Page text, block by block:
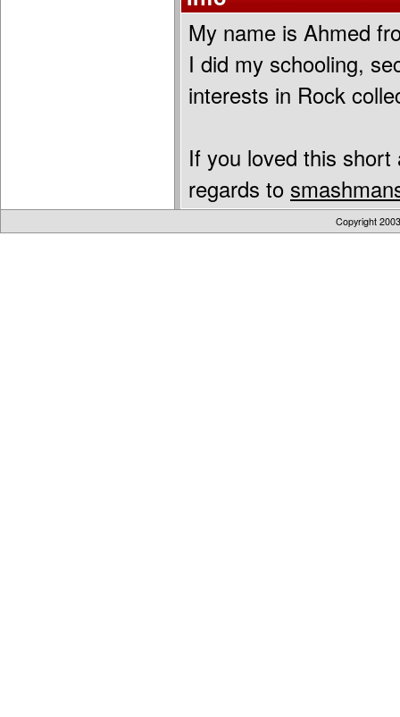
My name is Ahmed
I did my schooling,
interests in Rock
If you loved this
regards to
Copyright